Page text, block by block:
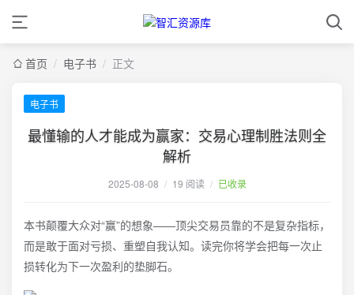
首页 / 电子书 / 正文
电子书
最懂输的人才能成为赢家：交易心理制胜法则全
解析
2025-08-08 / 19 阅读 / 已收录
本书颠覆大众对“赢”的想象——顶尖交易员靠的不是复杂指标，
而是敢于面对亏损、重塑自我认知。读完你将学会把每一次止
损转化为下一次盈利的垫脚石。